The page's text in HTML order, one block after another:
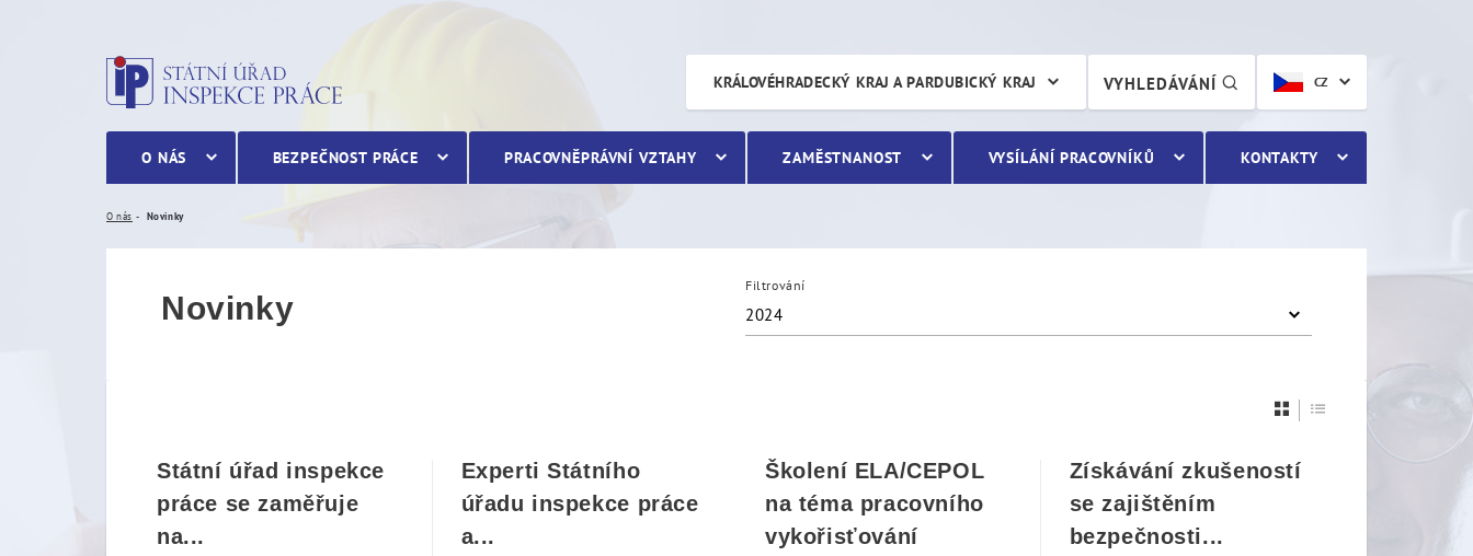
CZ
VYHLEDÁVÁNÍ
KRÁLOVÉHRADECKÝ KRAJ A PARDUBICKÝ KRAJ
O NÁS BEZPEČNOST PRÁCE PRACOVNĚPRÁVNÍ VZTAHY ZAMĚSTNANOST VYSÍLÁNÍ PRACOVNÍKŮ KONTAKTY
O nás Novinky
Novinky
Filtrování
2024
Státní úřad inspekce
práce se zaměřuje
na...
Experti Státního
úřadu inspekce práce
a...
Školení ELA/CEPOL
na téma pracovního
vykořisťování
Získávání zkušeností
se zajištěním
bezpečnosti...